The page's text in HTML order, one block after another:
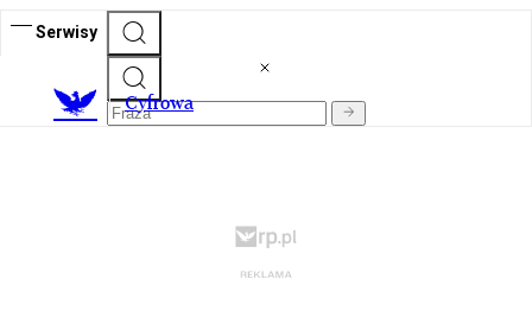
Serwisy
Cyfrowa